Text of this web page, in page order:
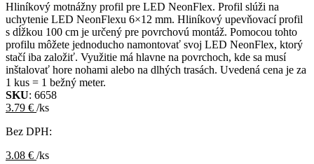
Hliníkový motnážny profil pre LED NeonFlex. Profil slúži na
uchytenie LED NeonFlexu 6×12 mm. Hliníkový upevňovací profil
s dĺžkou 100 cm je určený pre povrchovú montáž. Pomocou tohto
profilu môžete jednoducho namontovať svoj LED NeonFlex, ktorý
stačí iba založiť. Využitie má hlavne na povrchoch, kde sa musí
inštalovať hore nohami alebo na dlhých trasách. Uvedená cena je za
1 kus = 1 bežný meter.
SKU: 6658
3.79 € /ks
Bez DPH:
3.08 € /ks